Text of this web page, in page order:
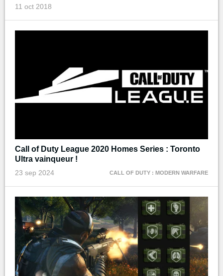
11 oct 2018
Call of Duty League 2020 Homes Series : Toronto
Ultra vainqueur !
23 sep 2024 CALL OF DUTY : MODERN WARFARE